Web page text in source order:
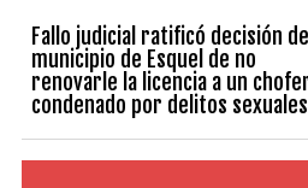
Fallo judicial ratificó decisión del
municipio de Esquel de no
renovarle la licencia a un
condenado por delitos sexuales